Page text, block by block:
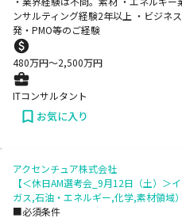
ンサルティング経験2年以上 ・ビジネ
発・PMO等のご経験
480万円〜2,500万円
ITコンサルタント
お気に入り
アクセンチュア株式会社
【＜休日AM選考会_9月12日（土）＞
ガス,石油・エネルギー,化学,素材領域
■必須条件